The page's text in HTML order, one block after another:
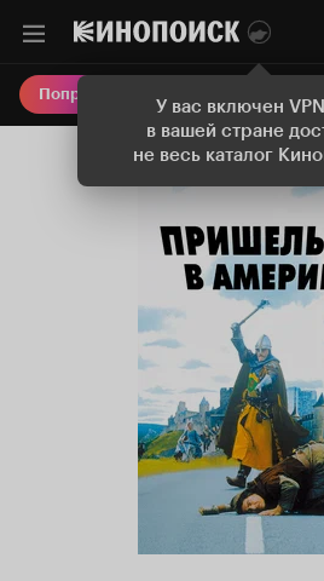
У вас включен
в вашей стране
не весь каталог
Попробовать Плюс